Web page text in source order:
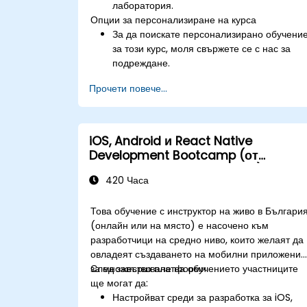
лаборатория.
Опции за персонализиране на курса
За да поискате персонализирано
за този курс, моля свържете се с нас за
подреждане.
Прочети повече...
iOS, Android и React Native
Development Bootcamp (от
420 Часа
Това обучение с инструктор на живо в България
(онлайн или на място) е насочено към
разработчици на средно ниво, които желаят да
овладеят създаването на мобилни приложения
за множество платформи.
След завършване на обучението участниците
ще могат да:
Настройват среди за разработка за iOS,